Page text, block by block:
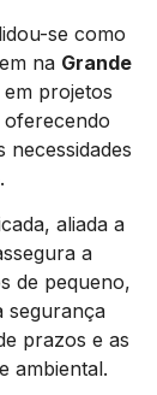
se como
na Grande
projetos
oferecendo
necessidades
aliada a
a
de pequeno,
segurança
prazos e as
ambiental.